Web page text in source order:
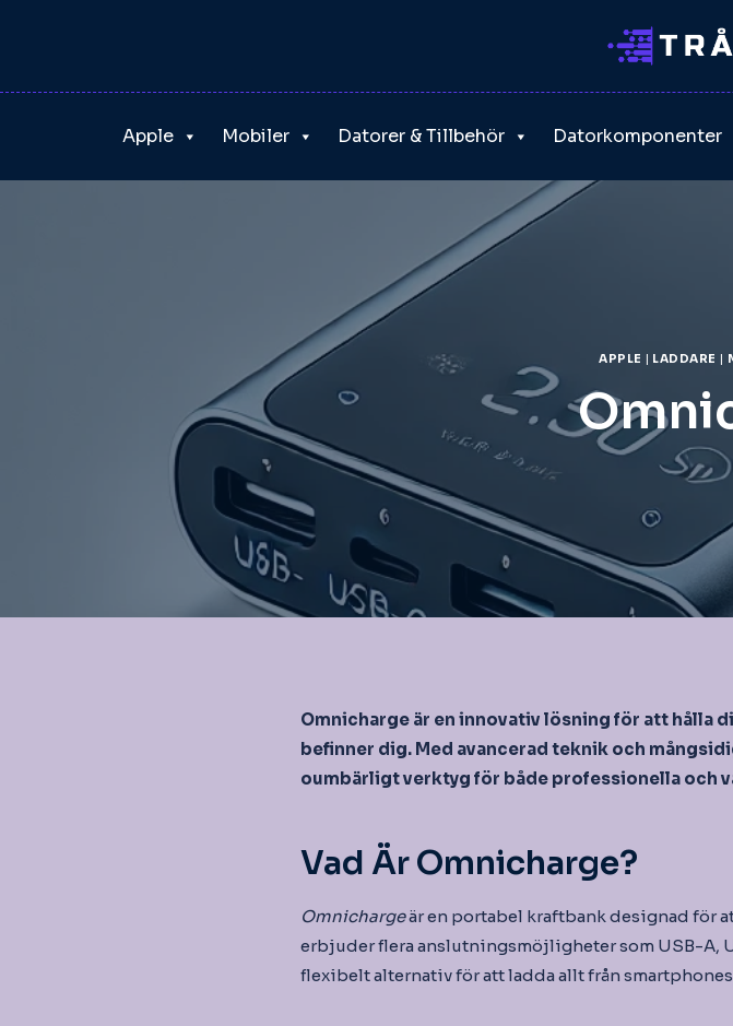
Apple Mobiler Datorer & Tillbehör Datorkomponenter
APPLE | LADDARE |
Omnicharge är en innovativ lösning för att hålla
befinner dig. Med avancerad teknik och
oumbärligt verktyg för både professionella och
Vad Är Omnicharge?
Omnichargeär en portabel kraftbank designad för
erbjuder flera anslutningsmöjligheter som USB-A,
flexibelt alternativ för att ladda allt från